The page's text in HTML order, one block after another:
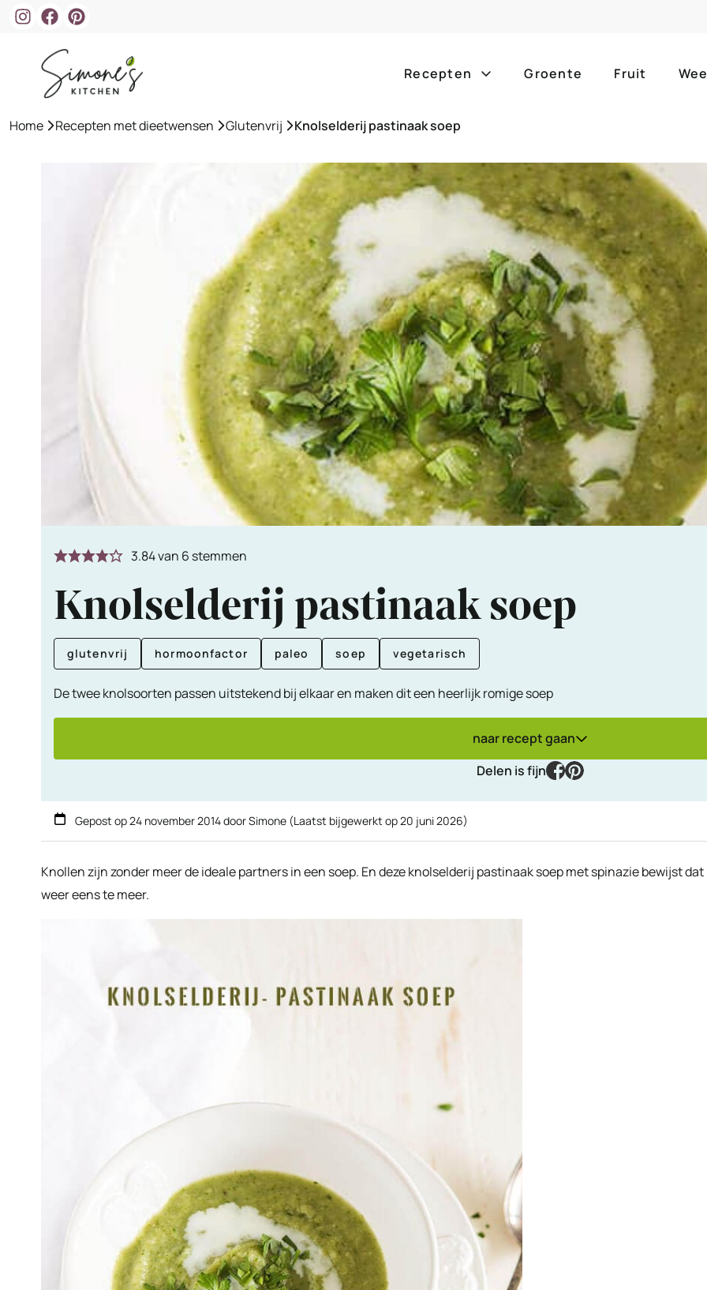
Recepten
ontbijt bijgerechten
hoofdgerechten
borrelhapjes desserts
voorgerechten drankjes
alle
alle
zomer
slow
Groente Fruit
Home »Recepten met dieetwensen »Glutenvrij »Knolselderij pastinaak soep
3.84van 6 stemmen
Knolselderij pastinaak soep
glutenvrij hormoonfactor paleo soep vegetarisch
De twee knolsoorten passen uitstekend bij elkaar en maken dit een heerlijk romige soep
naar recept gaan
Delen is fijn
facebook
pinterest
Gepost op24 november 2014doorSimone (Laatst bijgewerkt op20 juni 2026)
Knollen zijn zonder meer de ideale partners in een soep. En deze knolselderij pastinaak soep met spinazie bewijst dat
weer eens te meer.